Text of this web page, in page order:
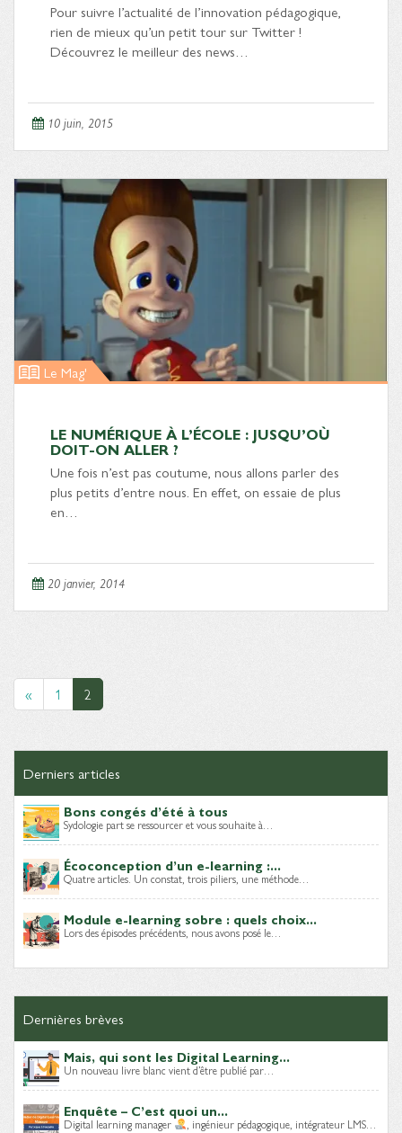
Pour suivre l’actualité de l’innovation pédagogique,
rien de mieux qu’un petit tour sur Twitter !
Découvrez le meilleur des news…
10 juin, 2015
Le Mag'
LE NUMÉRIQUE À L’ÉCOLE : JUSQU’OÙ
DOIT-ON ALLER ?
Une fois n’est pas coutume, nous allons parler des
plus petits d’entre nous. En effet, on essaie de plus
en…
20 janvier, 2014
« 1 2
Derniers articles
Bons congés d’été à tous
Sydologie part se ressourcer et vous souhaite à…
Écoconception d’un e-learning :...
Quatre articles. Un constat, trois piliers, une méthode…
Module e-learning sobre : quels choix...
Lors des épisodes précédents, nous avons posé le…
Dernières brèves
Mais, qui sont les Digital Learning...
Un nouveau livre blanc vient d’être publié par…
Enquête – C’est quoi un...
Digital learning manager , ingénieur pédagogique, intégrateur LMS…